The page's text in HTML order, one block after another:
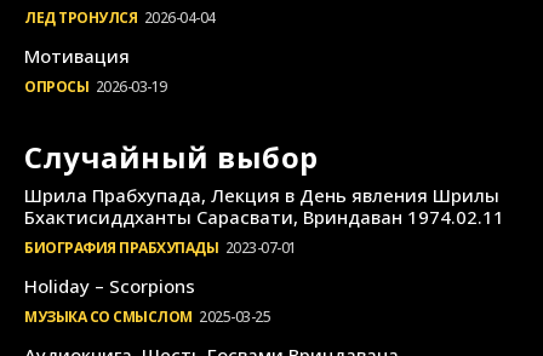
ЛЕД ТРОНУЛСЯ 2026-04-04
Мотивация
ОПРОСЫ 2026-03-19
Случайный выбор
Шрила Прабхупада, Лекция в День явления Шрилы
Бхактисиддханты Сарасвати, Вриндаван 1974.02.11
БИОГРАФИЯ ПРАБХУПАДЫ 2023-07-01
Holiday – Scorpions
МУЗЫКА СО СМЫСЛОМ 2025-03-25